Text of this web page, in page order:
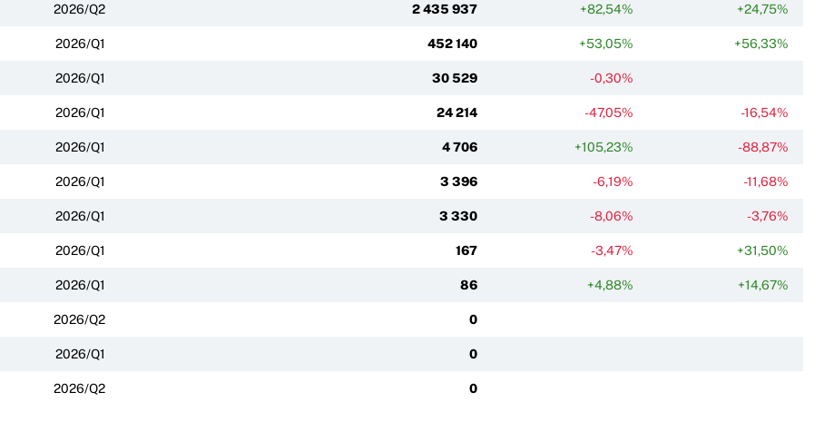
2026/Q2 2 435 937 +82,54% +24,75%
2026/Q1 452 140 +53,05% +56,33%
2026/Q1 30 529 -0,30%
2026/Q1 24 214 -47,05% -16,54%
2026/Q1 4 706 +105,23% -88,87%
2026/Q1 3 396 -6,19% -11,68%
2026/Q1 3 330 -8,06% -3,76%
2026/Q1 167 -3,47% +31,50%
2026/Q1 86 +4,88% +14,67%
2026/Q2 0
2026/Q1 0
2026/Q2 0